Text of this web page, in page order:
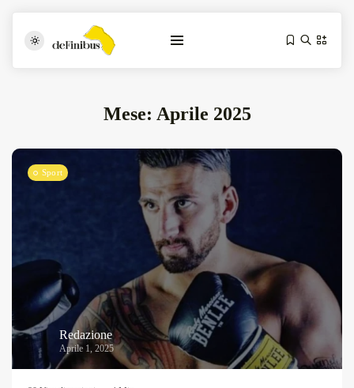
Iosonouncane A Lecce: Concerto Acustico...
13 Min
Tarantarte Al Festival De Fès...
Giugno 4, 2026 15 Min
Overdrive Fest A Matino: Il...
Maggio 29, 2026
Mese: Aprile 2025
Sport
Redazione
Aprile 1, 2025